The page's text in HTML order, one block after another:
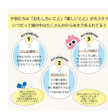
だけます。（2,000円） 👀教室の
様子などは公式インスタグラムを
✅ 👀各種ご予約が必要です。 👀
詳細＆最新情報はInstagramで✅